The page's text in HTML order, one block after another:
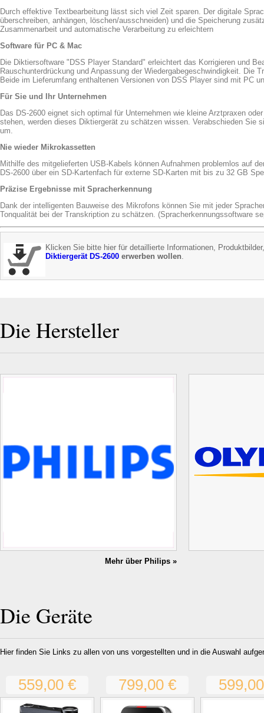
Durch effektive Textbearbeitung lässt sich viel Zeit sparen. Der digitale
überschreiben, anhängen, löschen/ausschneiden) und die Speicherung
Zusammenarbeit und automatische Verarbeitung zu erleichtern
Software für PC & Mac
Die Diktiersoftware "DSS Player Standard" erleichtert das Korrigieren und
Rauschunterdrückung und Anpassung der Wiedergabegeschwindigkeit.
Beide im Lieferumfang enthaltenen Versionen von DSS Player sind mit PC
Für Sie und Ihr Unternehmen
Das DS-2600 eignet sich optimal für Unternehmen wie kleine Arztpraxen
stehen, werden dieses Diktiergerät zu schätzen wissen. Verabschieden Sie
um.
Nie wieder Mikrokassetten
Mithilfe des mitgelieferten USB-Kabels können Aufnahmen problemlos auf
DS-2600 über ein SD-Kartenfach für externe SD-Karten mit bis zu 32 GB
Präzise Ergebnisse mit Spracherkennung
Dank der intelligenten Bauweise des Mikrofons können Sie mit jeder
Tonqualität bei der Transkription zu schätzen. (Spracherkennungssoftware
Klicken Sie bitte hier für detaillierte Informationen,
Diktiergerät DS-2600 erwerben wollen
Die Hersteller
Mehr über Philips »
Die Geräte
Hier finden Sie Links zu allen von uns vorgestellten und in die Auswahl
559,00 € 799,00 €